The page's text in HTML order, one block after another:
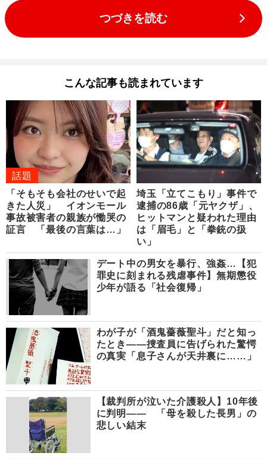
つづきを読む
こんな記事も読まれています
話題
「そもそも会社のせいで起
きた人災」 イオンモール
事故被害者の親族が慟哭の
証言 「最後の言葉は…」
埼玉「立てこもり」事件で
逮捕の86歳「元ヤクザ」、
ヒットマンと疑われた理由
は「眉毛」と「拳銃の扱
い」
デート中の男女を暴行、強姦…【犯
罪史に刻まれる残虐事件】無期懲役
少年が語る「社会復帰」
わが子が「酒鬼薔薇聖斗」だと知っ
たとき――捜査員に告げられた驚愕
の真実「息子さんが天井裏に……」
【裁判所が泣いた介護殺人】10年後
に判明―― 「母を殺した長男」の
悲しい結末